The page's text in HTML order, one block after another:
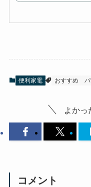
便利家電 おすすめ
よかっ
コメント